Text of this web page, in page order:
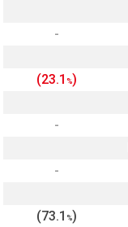
-
(23.1%)
-
-
(73.1%)